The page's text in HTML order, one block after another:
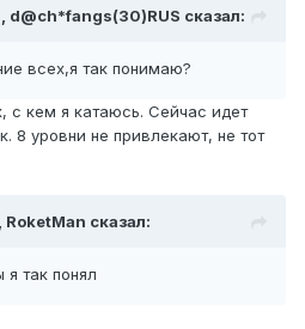
d@ch*fangs(30)RUS сказал:
всех,я так понимаю?
с кем я катаюсь. Сейчас идет
8 уровни не привлекают, не тот
RoketMan сказал:
так понял